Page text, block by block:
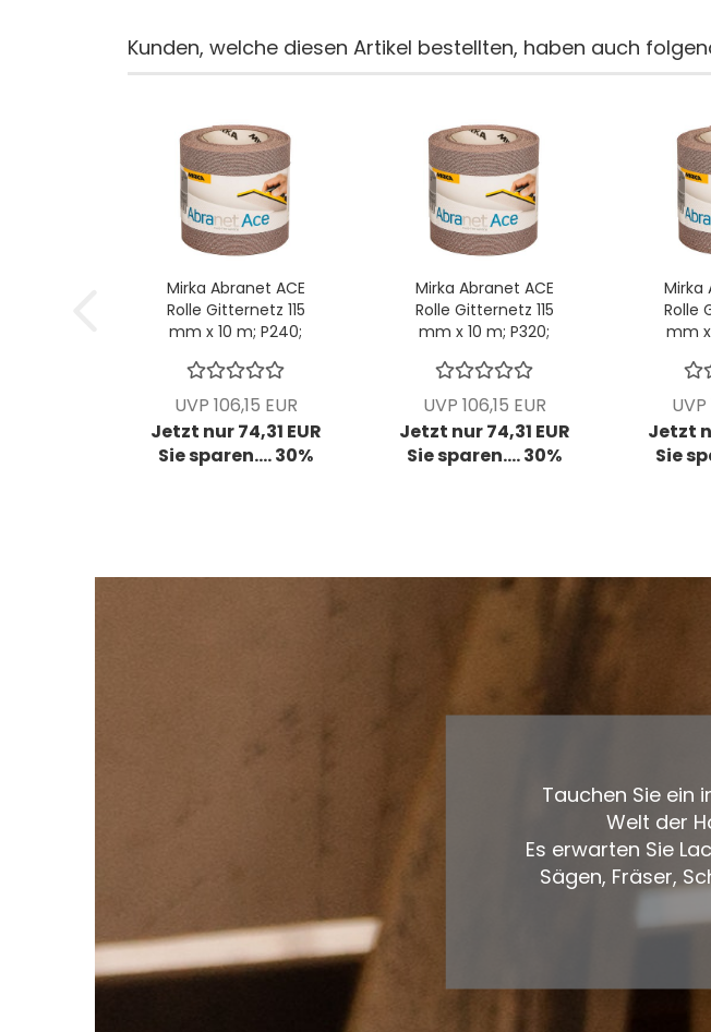
Kunden, welche diesen Artikel bestellten, haben auch
Mirka Abranet ACE
Rolle Gitternetz 115
mm x 10 m; P240;
UVP 106,15 EUR
Jetzt nur 74,31 EUR
Sie sparen.... 30%
Mirka Abranet ACE
Rolle Gitternetz 115
mm x 10 m; P320;
UVP 106,15 EUR
Jetzt nur 74,31 EUR
Sie sparen.... 30%
Mirka
Rolle
mm x
UVP
Jetzt
Sie
Tauchen Sie ein
Welt der
Es erwarten Sie
Sägen, Fräser,